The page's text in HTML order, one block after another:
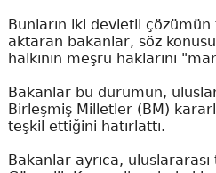
Bunların iki devletli çözümün
aktaran bakanlar, söz
halkının meşru haklarını
Bakanlar bu durumun,
Birleşmiş Milletler (BM)
teşkil ettiğini hatırlattı.
Bakanlar ayrıca,